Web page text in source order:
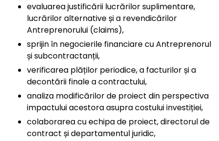
evaluarea justificării lucrărilor suplimentare,
lucrărilor alternative și a revendicărilor
Antreprenorului (claims),
sprijin în negocierile financiare cu Antreprenorul
și subcontractanții,
verificarea plăților periodice, a facturilor și a
decontării finale a contractului,
analiza modificărilor de proiect din perspectiva
impactului acestora asupra costului investiției,
colaborarea cu echipa de proiect, directorul de
contract și departamentul juridic,